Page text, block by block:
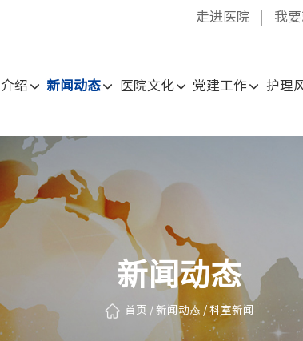
走进医院 我
绍 新闻动态 医院文化 党建工作 护理
新闻动态
首页 / 新闻动态 / 科室新闻